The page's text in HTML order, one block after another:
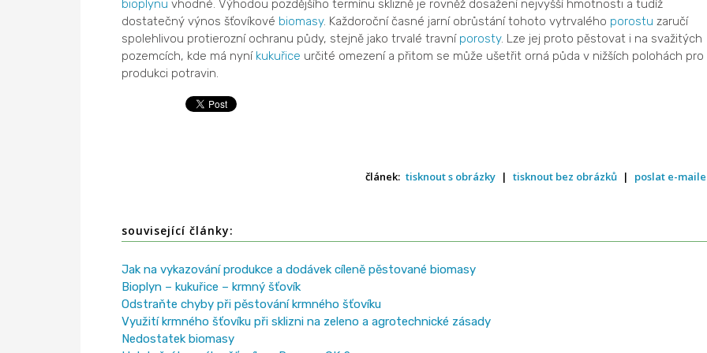
bioplynu vhodné. Výhodou pozdějšího termínu sklizně je rovněž dosažení nejvyšší hmotnosti a tudíž
dostatečný výnos šťovíkové biomasy. Každoroční časné jarní obrůstání tohoto vytrvalého porostu zaručí
spolehlivou protierozní ochranu půdy, stejně jako trvalé travní porosty. Lze jej proto pěstovat i na svažitých
pozemcích, kde má nyní kukuřice určité omezení a přitom se může ušetřit orná půda v nižších polohách pro
produkci potravin.
článek: tisknout s obrázky | tisknout bez obrázků | poslat e-
související články:
Jak na vykazování produkce a dodávek cíleně pěstované biomasy
Bioplyn – kukuřice – krmný šťovík
Odstraňte chyby při pěstování krmného šťovíku
Využití krmného šťovíku při sklizni na zeleno a agrotechnické zásady
Nedostatek biomasy